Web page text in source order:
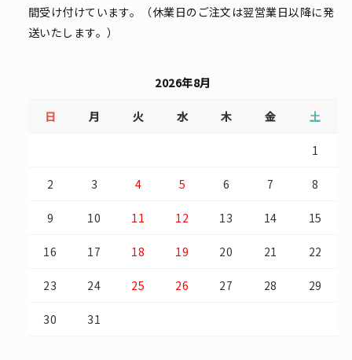
間受け付けています。（休業日のご注文は翌営業日以降に発
送いたします。）
2026年8月
日 月 火 水 木 金 土
1
2 3 4 5 6 7 8
9 10 11 12 13 14 15
16 17 18 19 20 21 22
23 24 25 26 27 28 29
30 31